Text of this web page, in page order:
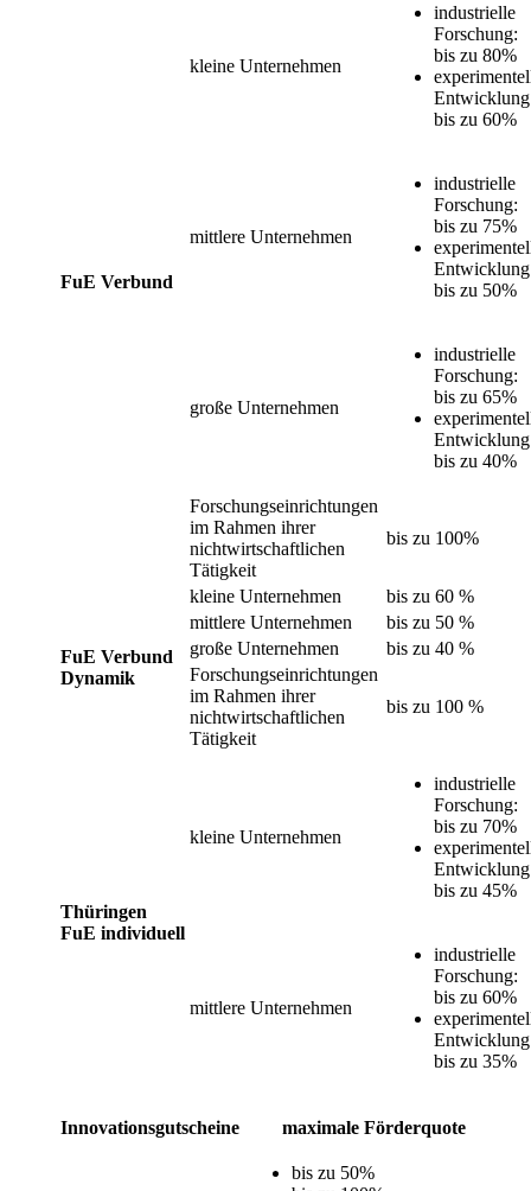
FuE Verbund
kleine Unternehmen
industrielle
Forschung:
bis zu 80%
bis zu 60%
mittlere Unternehmen
industrielle
Forschung:
bis zu 75%
bis zu 50%
große Unternehmen
industrielle
Forschung:
bis zu 65%
bis zu 40%
Forschungseinrichtungen
im Rahmen ihrer
nichtwirtschaftlichen
Tätigkeit
bis zu 100%
FuE Verbund
Dynamik
kleine Unternehmen
bis zu 60 %
mittlere Unternehmen
bis zu 50 %
große Unternehmen
bis zu 40 %
Forschungseinrichtungen
im Rahmen ihrer
nichtwirtschaftlichen
Tätigkeit
bis zu 100 %
Thüringen
FuE individuell
kleine Unternehmen
industrielle
Forschung:
bis zu 70%
bis zu 45%
mittlere Unternehmen
industrielle
Forschung:
bis zu 60%
bis zu 35%
Innovationsgutscheine maximale Förderquote
bis zu 50%